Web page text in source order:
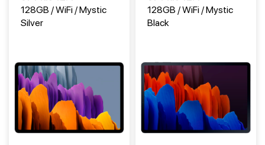
128GB / WiFi / Mystic
Silver
128GB / WiFi / Mystic
Black